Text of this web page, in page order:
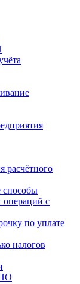
расчётного
способы
операций с
по уплате
налогов